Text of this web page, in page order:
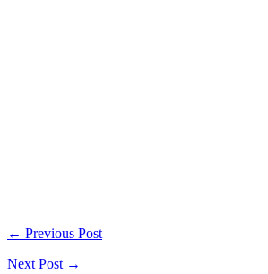
← Previous Post
Next Post →